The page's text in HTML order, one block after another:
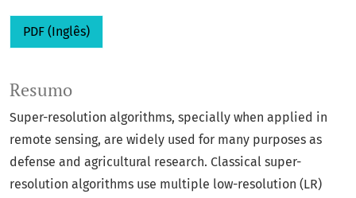
PDF (Inglês)
Resumo
Super-resolution algorithms, specially when applied in
remote sensing, are widely used for many purposes as
defense and agricultural research. Classical super-
resolution algorithms use multiple low-resolution (LR)